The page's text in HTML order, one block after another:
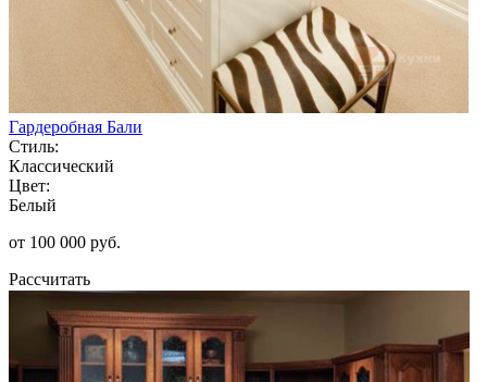
Гардеробная Бали
Стиль:
Классический
Цвет:
Белый
от 100 000 руб.
Рассчитать